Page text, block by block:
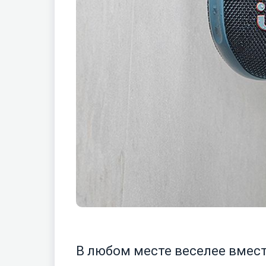
В любом месте веселее